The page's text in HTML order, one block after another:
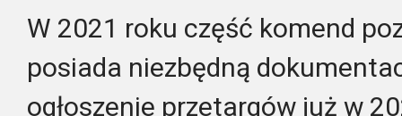
W 2021 roku część komend
posiada niezbędną
ogłoszenie przetargów już w